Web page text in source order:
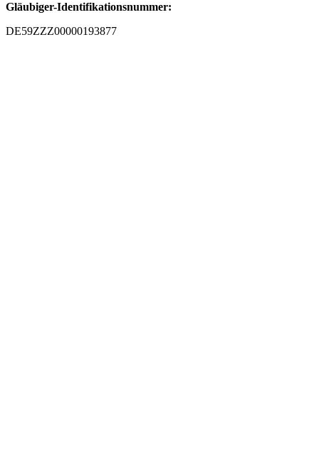
Gläubiger-Identifikationsnummer:
DE59ZZZ00000193877